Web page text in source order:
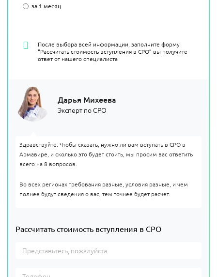
за 1 месяц
После выбора всей информации, заполните форму
“Рассчитать стоимость вступления в СРО” вы получите
ответ от нашего специалиста
Дарья Михеева
Эксперт по СРО
Здравствуйте. Чтобы сказать, нужно ли вам вступать в СРО в
Армавире, и сколько это будет стоить, мы просим вас ответить
всего на 8 вопросов.
Во всех регионах требования разные, условия разные, и чем
полнее будут сведения о вас, тем точнее будет расчет.
Рассчитать стоимость вступления в СРО